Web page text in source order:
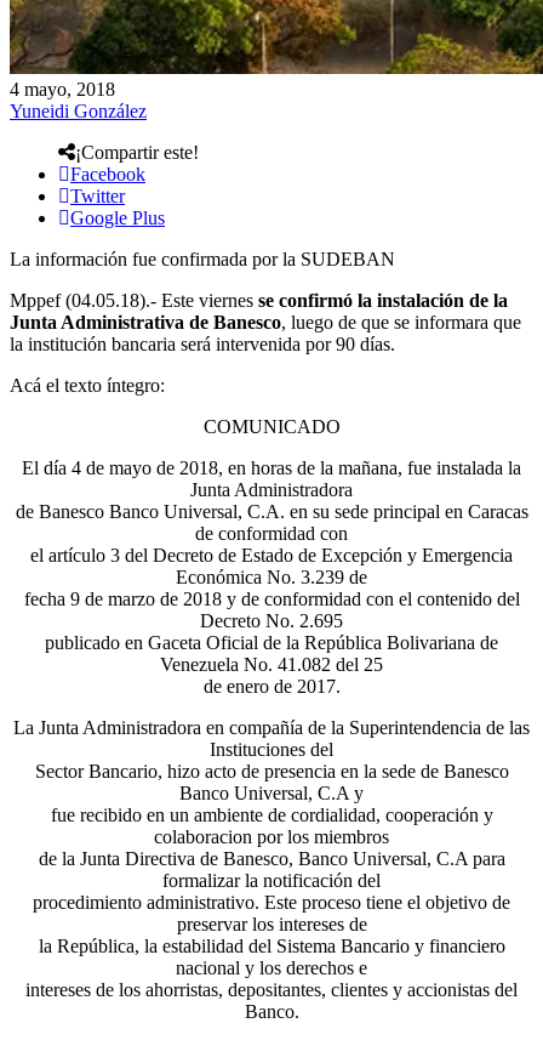
4 mayo, 2018
Yuneidi González
¡Compartir este!
Facebook
Twitter
Google Plus
La información fue confirmada por la SUDEBAN
Mppef (04.05.18).- Este viernes se confirmó la instalación de la
Junta Administrativa de Banesco, luego de que se informara que
la institución bancaria será intervenida por 90 días.
Acá el texto íntegro:
COMUNICADO
El día 4 de mayo de 2018, en horas de la mañana, fue instalada la
Junta Administradora
de Banesco Banco Universal, C.A. en su sede principal en Caracas
de conformidad con
el artículo 3 del Decreto de Estado de Excepción y Emergencia
Económica No. 3.239 de
fecha 9 de marzo de 2018 y de conformidad con el contenido del
Decreto No. 2.695
publicado en Gaceta Oficial de la República Bolivariana de
Venezuela No. 41.082 del 25
de enero de 2017.
La Junta Administradora en compañía de la Superintendencia de las
Instituciones del
Sector Bancario, hizo acto de presencia en la sede de Banesco
Banco Universal, C.A y
fue recibido en un ambiente de cordialidad, cooperación y
colaboracion por los miembros
de la Junta Directiva de Banesco, Banco Universal, C.A para
formalizar la notificación del
procedimiento administrativo. Este proceso tiene el objetivo de
preservar los intereses de
la República, la estabilidad del Sistema Bancario y financiero
nacional y los derechos e
intereses de los ahorristas, depositantes, clientes y accionistas del
Banco.